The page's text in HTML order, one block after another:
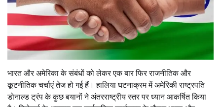
भारत और अमेरिका के संबंधों को लेकर एक बार फिर राजनीतिक और
कूटनीतिक चर्चाएं तेज हो गई हैं। हालिया घटनाक्रम में अमेरिकी राष्ट्रपति
डोनाल्ड ट्रंप के कुछ बयानों ने अंतरराष्ट्रीय स्तर पर ध्यान आकर्षित किया